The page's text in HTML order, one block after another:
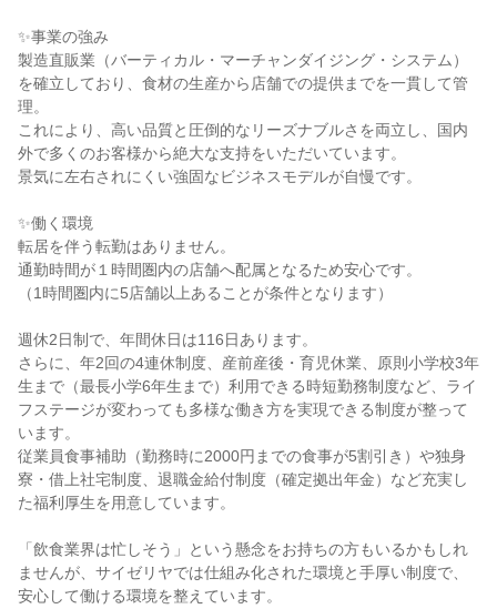
✨事業の強み
製造直販業（バーティカル・マーチャンダイジング・システム）
を確立しており、食材の生産から店舗での提供までを一貫して管
理。
これにより、高い品質と圧倒的なリーズナブルさを両立し、国内
外で多くのお客様から絶大な支持をいただいています。
景気に左右されにくい強固なビジネスモデルが自慢です。
✨働く環境
転居を伴う転勤はありません。
通勤時間が１時間圏内の店舗へ配属となるため安心です。
（1時間圏内に5店舗以上あることが条件となります）
週休2日制で、年間休日は116日あります。
さらに、年2回の4連休制度、産前産後・育児休業、原則小学校3年
生まで（最長小学6年生まで）利用できる時短勤務制度など、ライ
フステージが変わっても多様な働き方を実現できる制度が整って
います。
従業員食事補助（勤務時に2000円までの食事が5割引き）や独身
寮・借上社宅制度、退職金給付制度（確定拠出年金）など充実し
た福利厚生を用意しています。
「飲食業界は忙しそう」という懸念をお持ちの方もいるかもしれ
ませんが、サイゼリヤでは仕組み化された環境と手厚い制度で、
安心して働ける環境を整えています。